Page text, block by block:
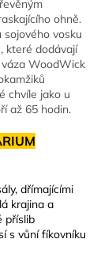
ohně.
vosku
které dodávají
WoodWick
chvíle jako u
až 65 hodin.
dřímajícími
krajina a
příslib
s vůní fíkovníku